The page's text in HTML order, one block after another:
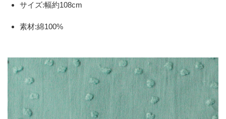
サイズ:幅約108cm
素材:綿100%